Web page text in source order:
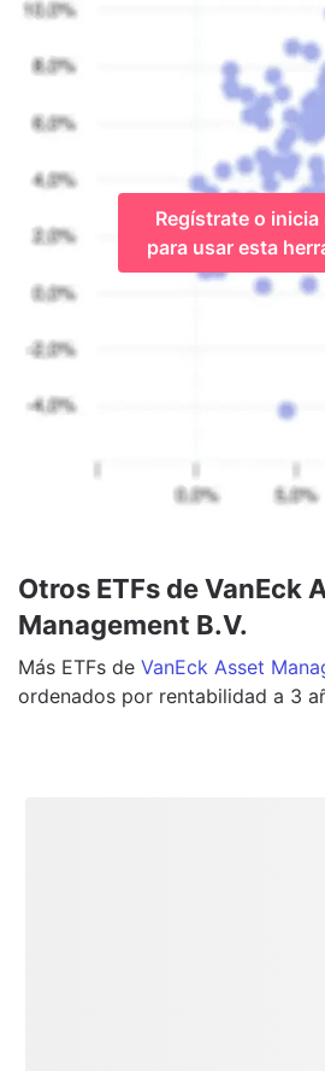
Regístrate o inicia
para usar esta
Otros ETFs de VanEck
Management B.V.
Más ETFs de VanEck Asset
ordenados por rentabilidad a 3